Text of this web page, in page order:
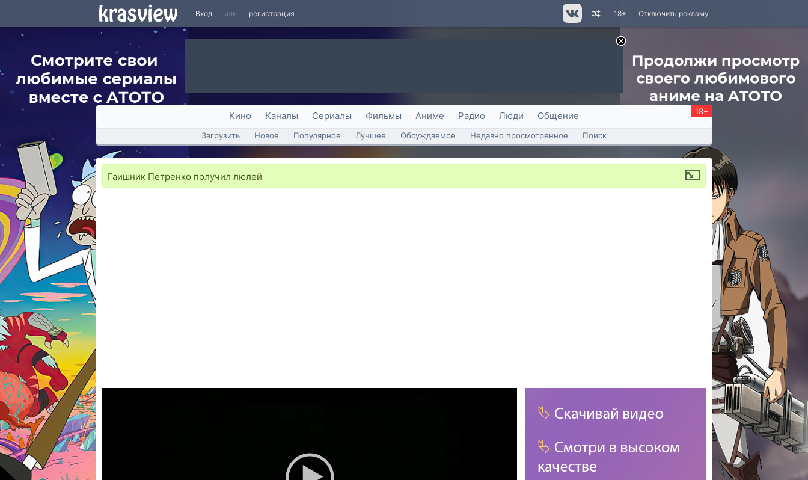
Вход или регистрация Отключить рекламу
18+
Кино Каналы Сериалы Фильмы Аниме Радио Люди Общение 18+
Загрузить Новое Популярное Лучшее Обсуждаемое Недавно просмотренное Поиск
Гаишник Петренко получил люлей